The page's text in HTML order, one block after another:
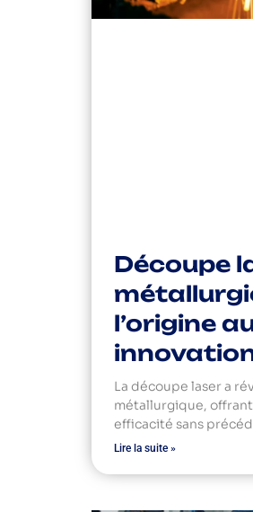
Découpe
l’origine
La découpe laser a
métallurgique,
efficacité sans
Lire la suite »